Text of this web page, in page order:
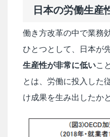
日本の労働生産
働き方改革の中で業務
ひとつとして、日本が
生産性が非常に低いこ
とは、労働に投入した
け成果を生み出したか